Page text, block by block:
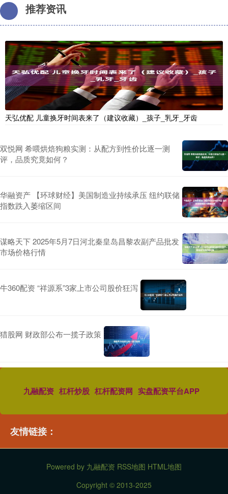
推荐资讯
天弘优配 儿童换牙时间表来了（建议收藏）_孩子_乳牙_牙齿
双悦网 希喂烘焙狗粮实测：从配方到性价比逐一测
评，品质究竟如何？
华融资产 【环球财经】美国制造业持续承压 纽约联储
指数跌入萎缩区间
谋略天下 2025年5月7日河北秦皇岛昌黎农副产品批发
市场价格行情
牛360配资 “祥源系”3家上市公司股价狂泻
猎股网 财政部公布一揽子政策
九融配资 杠杆炒股 杠杆配资网 实盘配资平台APP
友情链接：
Powered by 九融配资 RSS地图 HTML地图
Copyright © 2013-2025